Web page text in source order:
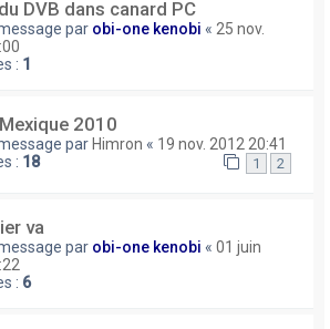
DVB dans canard PC
par obi-one kenobi « 25 nov.
: 1
2010
par Himron « 19 nov. 2012 20:41
: 18 1 2
va
par obi-one kenobi « 01 juin
: 6